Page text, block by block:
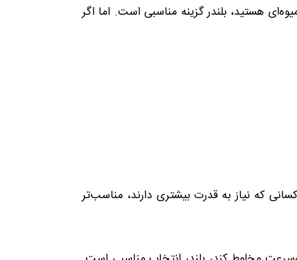
هستید، بلندر گزینه مناسبی است. اما اگر
که نیاز به قدرت بیشتری دارند، مناسب‌تر